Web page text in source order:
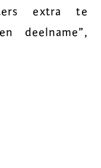
extra te
deelname”,